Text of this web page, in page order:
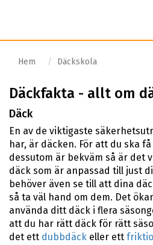
Hem Däckskola
Däckfakta - allt om
Däck
En av de viktigaste
har, är däcken. För att du ska
dessutom är bekväm så är det
däck som är anpassad till just
behöver även se till att dina
så ta väl hand om dem. Det
använda ditt däck i flera
att du har rätt däck för rätt
det ett dubbdäck eller ett